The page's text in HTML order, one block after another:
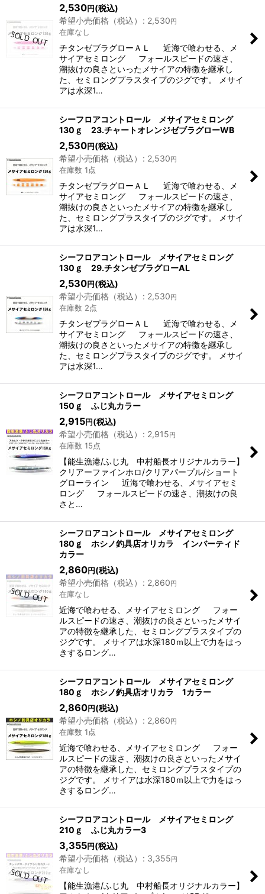
2,530円(税込)
希望小売価格（税込）
: 2,530円
在庫なし
チタンゼブラグローＡＬ 近海で喰わせる、メ
サイアセミロング フォールスピードの速さ、
潮抜けの良さといったメサイアの特徴を継承し
た、セミロングプラスタイプのジグです。 メサイ
アは水深1…
シーフロアコントロール メサイアセミロング
130ｇ 23.チャートオレンジゼブラグローWB
2,530円(税込)
希望小売価格（税込）
: 2,530円
在庫数 1点
チタンゼブラグローＡＬ 近海で喰わせる、メ
サイアセミロング フォールスピードの速さ、
潮抜けの良さといったメサイアの特徴を継承し
た、セミロングプラスタイプのジグです。 メサイ
アは水深1…
シーフロアコントロール メサイアセミロング
130ｇ 29.チタンゼブラグローAL
2,530円(税込)
希望小売価格（税込）
: 2,530円
在庫数 2点
チタンゼブラグローＡＬ 近海で喰わせる、メ
サイアセミロング フォールスピードの速さ、
潮抜けの良さといったメサイアの特徴を継承し
た、セミロングプラスタイプのジグです。 メサイ
アは水深1…
シーフロアコントロール メサイアセミロング
150ｇ ふじ丸カラー
2,915円(税込)
希望小売価格（税込）
: 2,915円
在庫数 15点
【能生漁港/ふじ丸 中村船長オリジナルカラー】
クリアーファインホロ/クリアパープル/ショート
グローライン 近海で喰わせる、メサイアセミ
ロング フォールスピードの速さ、潮抜けの良
さと…
シーフロアコントロール メサイアセミロング
180ｇ ホシノ釣具店オリカラ インバーティド
カラー
2,860円(税込)
希望小売価格（税込）
: 2,860円
在庫なし
近海で喰わせる、メサイアセミロング フォー
ルスピードの速さ、潮抜けの良さといったメサイ
アの特徴を継承した、セミロングプラスタイプの
ジグです。 メサイアは水深180ｍ以上で力をはっ
きするロング…
シーフロアコントロール メサイアセミロング
180ｇ ホシノ釣具店オリカラ 1カラー
2,860円(税込)
希望小売価格（税込）
: 2,860円
在庫数 1点
近海で喰わせる、メサイアセミロング フォー
ルスピードの速さ、潮抜けの良さといったメサイ
アの特徴を継承した、セミロングプラスタイプの
ジグです。 メサイアは水深180ｍ以上で力をはっ
きするロング…
シーフロアコントロール メサイアセミロング
210ｇ ふじ丸カラー3
3,355円(税込)
希望小売価格（税込）
: 3,355円
在庫なし
【能生漁港/ふじ丸 中村船長オリジナルカラー】